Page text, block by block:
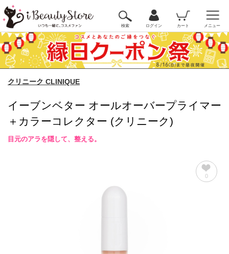
検索 ログイン カート メニュー
クリニーク CLINIQUE
イーブンベター オールオーバープライマー
＋カラーコレクター (クリニーク)
目元のアラを隠して、整える。
0